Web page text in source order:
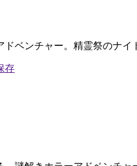
ベンチャー。精霊祭のナイ